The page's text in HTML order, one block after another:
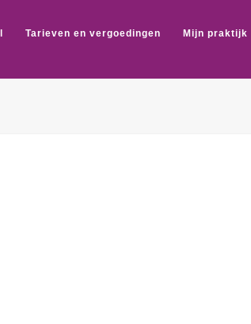
Tarieven en vergoedingen Mijn praktijk